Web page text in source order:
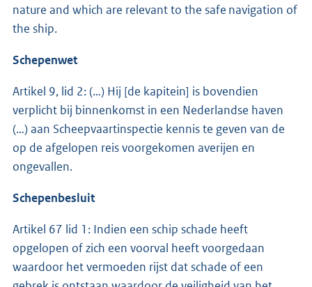
nature and which are relevant to the safe navigation of
the ship.
Schepenwet
Artikel 9, lid 2: (…) Hij [de kapitein] is bovendien
verplicht bij binnenkomst in een Nederlandse haven
(…) aan Scheepvaartinspectie kennis te geven van de
op de afgelopen reis voorgekomen averijen en
ongevallen.
Schepenbesluit
Artikel 67 lid 1: Indien een schip schade heeft
opgelopen of zich een voorval heeft voorgedaan
waardoor het vermoeden rijst dat schade of een